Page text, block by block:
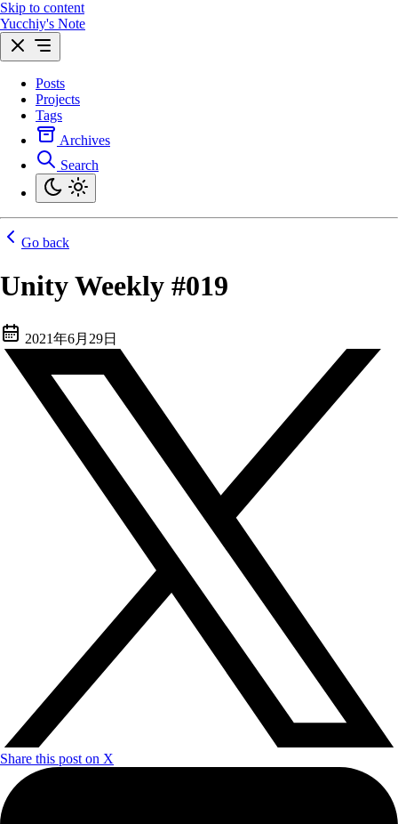
Skip to content
Yucchiy's Note
Posts
Projects
Tags
Archives
Search
Go back
Unity Weekly #019
2021年6月29日
Share this post on X